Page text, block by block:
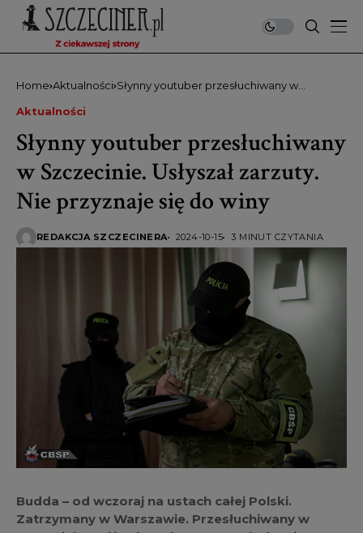
Home Aktualności Słynny youtuber przesłuchiwany w
Aktualności
Słynny youtuber przesłuchiwany
w Szczecinie. Usłyszał zarzuty.
Nie przyznaje się do winy
REDAKCJA SZCZECINERA 2024-10-15 3 MINUT CZYTANIA
Budda – od wczoraj na ustach całej Polski.
Zatrzymany w Warszawie. Przesłuchiwany w